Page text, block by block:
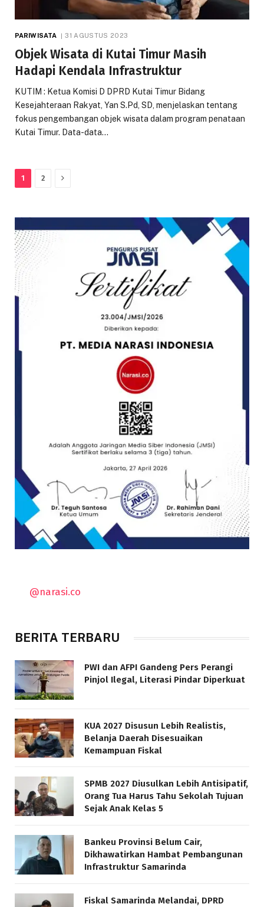
PARIWISATA 31 AGUSTUS 2023
Objek Wisata di Kutai Timur Masih
Hadapi Kendala Infrastruktur
KUTIM : Ketua Komisi D DPRD Kutai Timur Bidang
Kesejahteraan Rakyat, Yan S.Pd, SD, menjelaskan tentang
fokus pengembangan objek wisata dalam program penataan
Kutai Timur. Data-data…
1 2 Next
@narasi.co
BERITA TERBARU
PWI dan AFPI Gandeng Pers Perangi
Pinjol Ilegal, Literasi Pindar Diperkuat
KUA 2027 Disusun Lebih Realistis,
Belanja Daerah Disesuaikan
Kemampuan Fiskal
SPMB 2027 Diusulkan Lebih Antisipatif,
Orang Tua Harus Tahu Sekolah Tujuan
Sejak Anak Kelas 5
Bankeu Provinsi Belum Cair,
Dikhawatirkan Hambat Pembangunan
Infrastruktur Samarinda
Fiskal Samarinda Melandai, DPRD